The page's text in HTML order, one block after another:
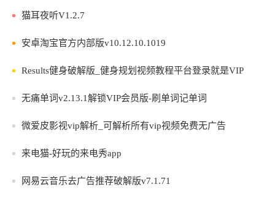
猫耳夜听V1.2.7
安卓淘宝官方内部版v10.12.10.1019
Results健身破解版_健身规划视频教程平台登录就是VIP
无痛单词v2.13.1解锁VIP会员版-刷单词记单词
微爱皮影视vip解析_可解析所有vip视频免费无广告
来电猫-好玩的来电秀app
网易云音乐去广告推荐破解版v7.1.71